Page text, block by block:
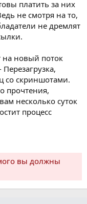
платить за них
не смотря на то,
не дремлят
на новый поток
со скриншотами.
прочтения,
несколько суток
процесс
вы должны